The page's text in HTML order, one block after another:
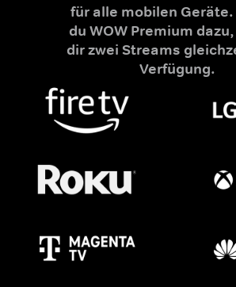
für alle mobilen
du WOW Premium
dir zwei Streams
Verfügung.